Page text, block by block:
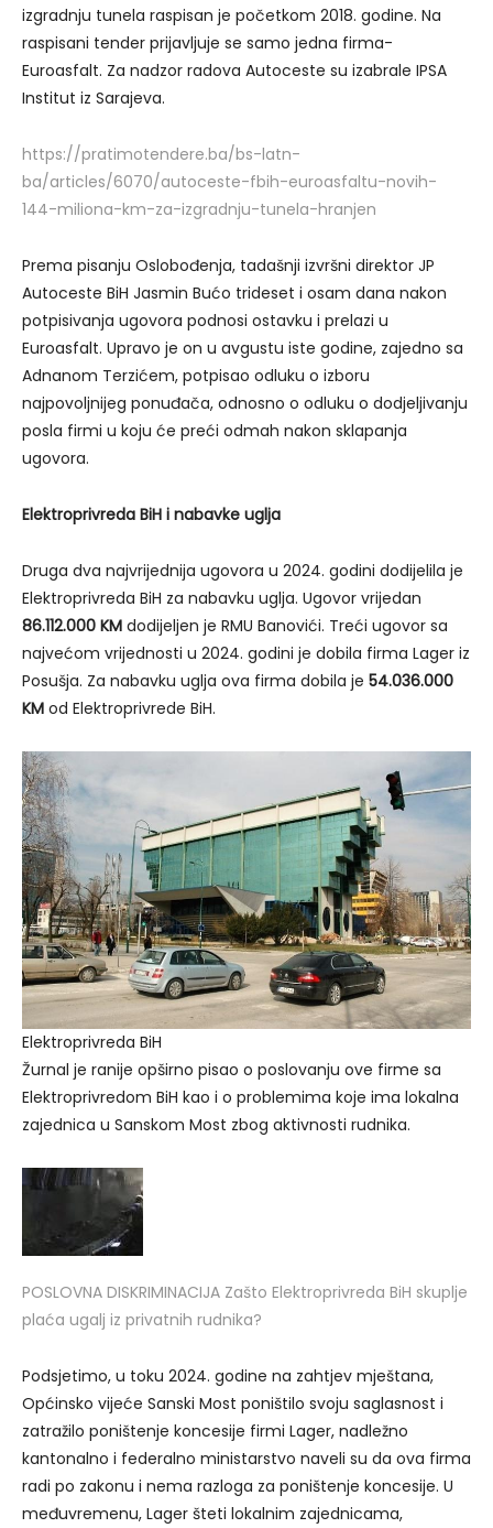
izgradnju tunela raspisan je početkom 2018. godine. Na
raspisani tender prijavljuje se samo jedna firma-
Euroasfalt. Za nadzor radova Autoceste su izabrale IPSA
Institut iz Sarajeva.
https://pratimotendere.ba/bs-latn-
ba/articles/6070/autoceste-fbih-euroasfaltu-novih-
144-miliona-km-za-izgradnju-tunela-hranjen
Prema pisanju Oslobođenja, tadašnji izvršni direktor JP
Autoceste BiH Jasmin Bućo trideset i osam dana nakon
potpisivanja ugovora podnosi ostavku i prelazi u
Euroasfalt. Upravo je on u avgustu iste godine, zajedno sa
Adnanom Terzićem, potpisao odluku o izboru
najpovoljnijeg ponuđača, odnosno o odluku o dodjeljivanju
posla firmi u koju će preći odmah nakon sklapanja
ugovora.
Elektroprivreda BiH i nabavke uglja
Druga dva najvrijednija ugovora u 2024. godini dodijelila je
Elektroprivreda BiH za nabavku uglja. Ugovor vrijedan
86.112.000 KM dodijeljen je RMU Banovići. Treći ugovor sa
najvećom vrijednosti u 2024. godini je dobila firma Lager iz
Posušja. Za nabavku uglja ova firma dobila je 54.036.000
KM od Elektroprivrede BiH.
Elektroprivreda BiH
Žurnal je ranije opširno pisao o poslovanju ove firme sa
Elektroprivredom BiH kao i o problemima koje ima lokalna
zajednica u Sanskom Most zbog aktivnosti rudnika.
POSLOVNA DISKRIMINACIJA Zašto Elektroprivreda BiH skuplje
plaća ugalj iz privatnih rudnika?
Podsjetimo, u toku 2024. godine na zahtjev mještana,
Općinsko vijeće Sanski Most poništilo svoju saglasnost i
zatražilo poništenje koncesije firmi Lager, nadležno
kantonalno i federalno ministarstvo naveli su da ova firma
radi po zakonu i nema razloga za poništenje koncesije. U
međuvremenu, Lager šteti lokalnim zajednicama,